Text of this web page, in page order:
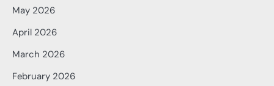
May 2026
April 2026
March 2026
February 2026